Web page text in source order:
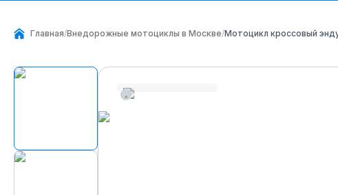
Главная/Внедорожные мотоциклы в Москве/Мотоцикл кроссовый